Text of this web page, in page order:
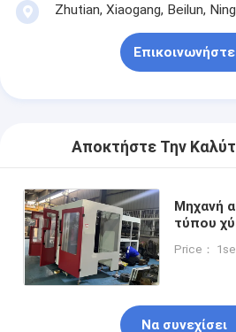
Zhutian, Xiaogang, Beilun,
Επικοινωνήστε
Αποκτήστε Την
Μηχανή
τύπου
Price：
Να συνεχίσει